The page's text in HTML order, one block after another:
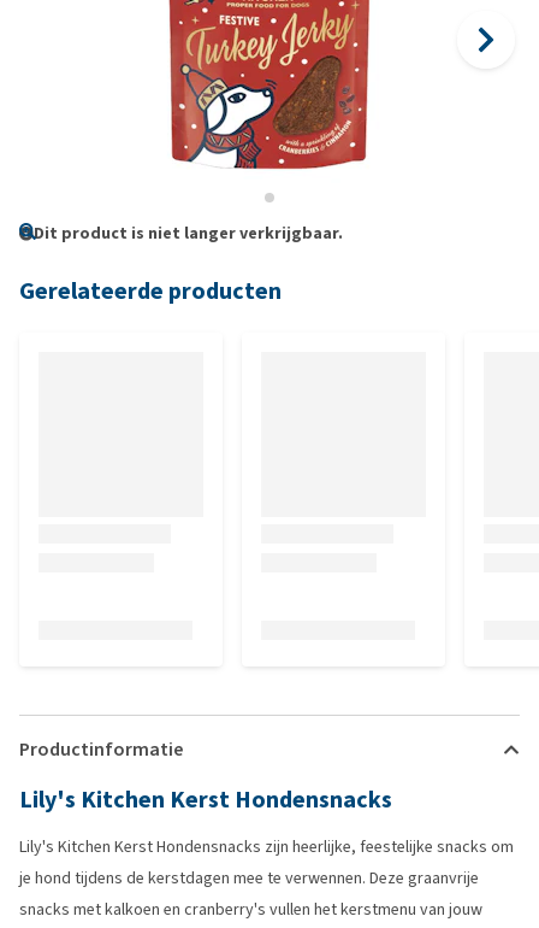
Dit product is niet langer verkrijgbaar.
Gerelateerde producten
Productinformatie
Lily's Kitchen Kerst Hondensnacks
Lily's Kitchen Kerst Hondensnacks zijn heerlijke, feestelijke snacks om
je hond tijdens de kerstdagen mee te verwennen. Deze graanvrije
snacks met kalkoen en cranberry's vullen het kerstmenu van jouw